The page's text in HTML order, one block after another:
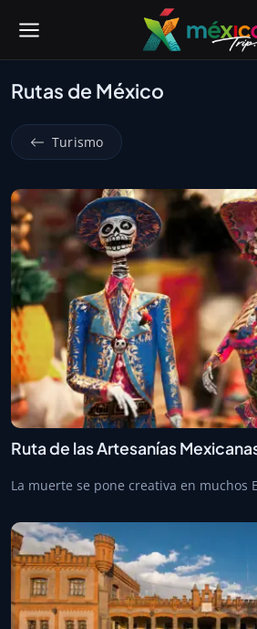
Rutas de México
Turismo
Ruta de las Artesanías
La muerte se pone creativa en muchos